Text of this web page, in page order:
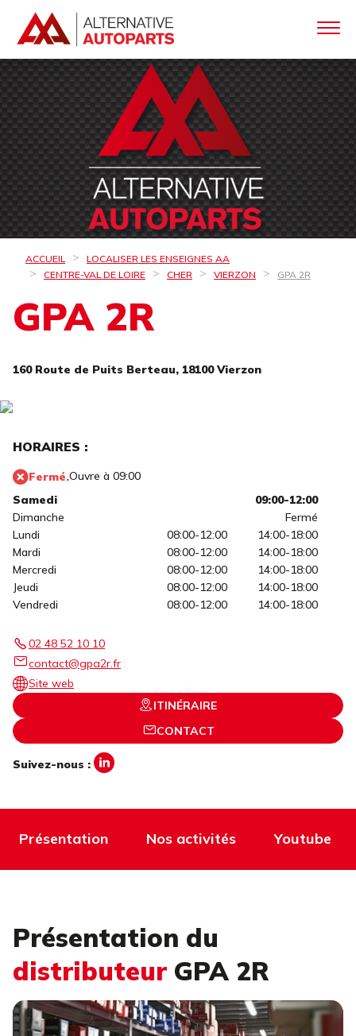
ACCUEIL
LOCALISER LES ENSEIGNES AA
CENTRE-VAL DE LOIRE
CHER VIERZON GPA 2R
GPA 2R
160 Route de Puits Berteau, 18100 Vierzon
HORAIRES :
Fermé.Ouvre à 09:00
Samedi
09:00-12:00
Dimanche
Fermé
Lundi
08:00-12:00
14:00-18:00
Mardi
08:00-12:00
14:00-18:00
Mercredi
08:00-12:00
14:00-18:00
Jeudi
08:00-12:00
14:00-18:00
Vendredi
08:00-12:00 14:00-18:00
02 48 52 10 10
contact@gpa2r.fr
Site web
ITINÉRAIRE
CONTACT
Suivez-nous :
Présentation Nos activités Youtube
Présentation du
distributeur GPA 2R